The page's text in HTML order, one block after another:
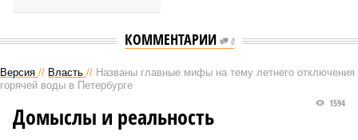
КОММЕНТАРИИ 0
Версия // Власть // Названы главные мифы на тему летнего отключения
горячей воды в Петербурге
1594
Домыслы и реальность